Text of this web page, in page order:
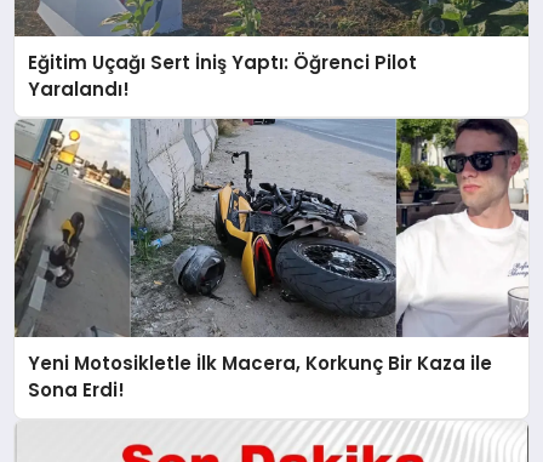
Eğitim Uçağı Sert İniş Yaptı: Öğrenci Pilot
Yaralandı!
Yeni Motosikletle İlk Macera, Korkunç Bir Kaza ile
Sona Erdi!